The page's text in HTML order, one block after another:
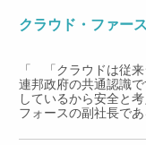
クラウド・ファー
「 「クラウドは従来
連邦政府の共通認識
しているから安全と
フォースの副社長で